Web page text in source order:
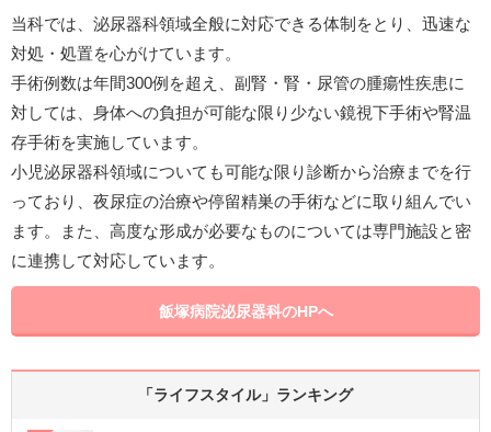
当科では、泌尿器科領域全般に対応できる体制をとり、迅速な
対処・処置を心がけています。
手術例数は年間300例を超え、副腎・腎・尿管の腫瘍性疾患に
対しては、身体への負担が可能な限り少ない鏡視下手術や腎温
存手術を実施しています。
小児泌尿器科領域についても可能な限り診断から治療までを行
っており、夜尿症の治療や停留精巣の手術などに取り組んでい
ます。また、高度な形成が必要なものについては専門施設と密
に連携して対応しています。
飯塚病院泌尿器科のHPへ
「ライフスタイル」ランキング